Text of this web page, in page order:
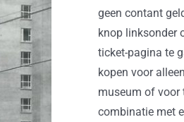
geen contant
knop linksonder
ticket-pagina te
kopen voor
museum of voor
combinatie met